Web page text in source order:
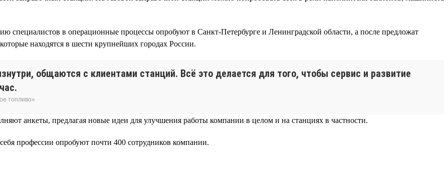
специалистов в операционные процессы опробуют в Санкт-Петербурге и Ленинградской области, а после предложат
находятся в шести крупнейших городах России.
общаются с клиентами станций. Всё это делается для того, чтобы сервис и развитие
топливо»
анкеты, предлагая новые идеи для улучшения работы компании в целом и на станциях в частности.
профессии опробуют почти 400 сотрудников компании.